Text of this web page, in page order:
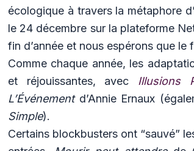
écologique à travers la métaphore
le 24 décembre sur la plateforme
fin d’année et nous espérons que le
Comme chaque année, les
et réjouissantes, avec Illusions
L’Événement d’Annie Ernaux
Simple).
Certains blockbusters ont “sauvé”